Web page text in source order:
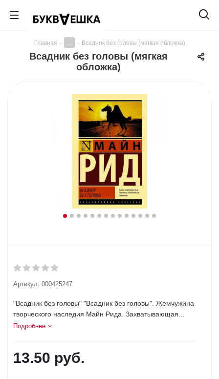
Главная - - Всадник без головы (мягкая обложка)
Всадник без головы (мягкая
обложка)
Артикул: 000425247
"Всадник без головы" "Всадник без головы". Жемчужина
творческого наследия Майн Рида. Захватывающая...
Подробнее
13.50 руб.